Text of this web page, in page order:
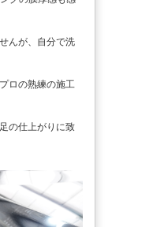
んが、自分で洗
ロの熟練の施工
の仕上がりに致